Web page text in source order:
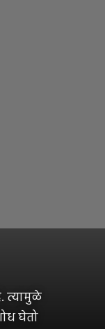
त्यामुळे
घेतो